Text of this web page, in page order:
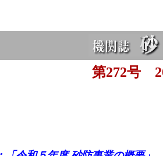
第272号